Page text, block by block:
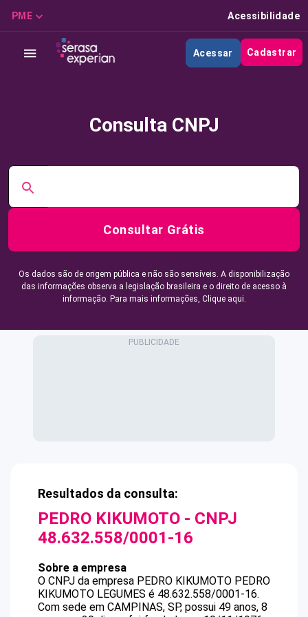
PME Acessibilidade
Acessar Cadastrar
Consulta CNPJ
Consultar Grátis
Os dados são de origem pública e não são sensíveis. A disponibilização
das informações observa a legislação brasileira e o direito de acesso à
informação. Para mais informações, Clique aqui.
Resultados da consulta:
PEDRO KIKUMOTO - CNPJ
48.632.558/0001-16
Sobre a empresa
O CNPJ da empresa PEDRO KIKUMOTO PEDRO
KIKUMOTO LEGUMES é 48.632.558/0001-16.
Com sede em CAMPINAS, SP, possui 49 anos, 8